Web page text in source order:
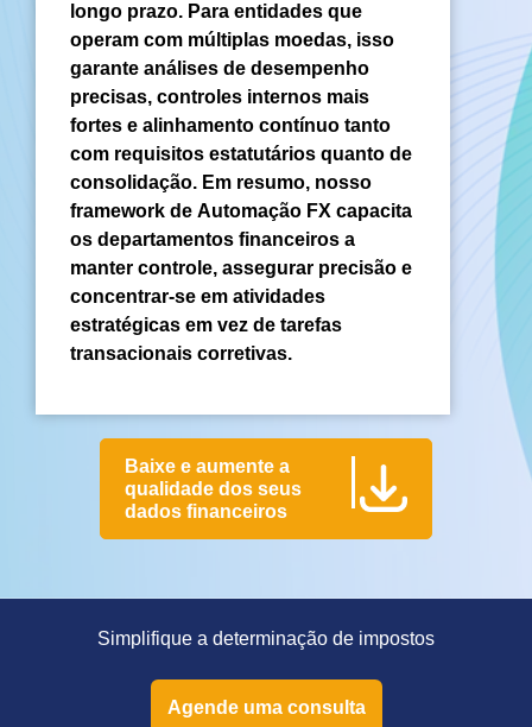
longo prazo. Para entidades que
operam com múltiplas moedas, isso
garante análises de desempenho
precisas, controles internos mais
fortes e alinhamento contínuo tanto
com requisitos estatutários quanto de
consolidação. Em resumo, nosso
framework de Automação FX capacita
os departamentos financeiros a
manter controle, assegurar precisão e
concentrar-se em atividades
estratégicas em vez de tarefas
transacionais corretivas.
Baixe e aumente a
qualidade dos seus
dados financeiros
Simplifique a determinação de impostos
Agende uma consulta